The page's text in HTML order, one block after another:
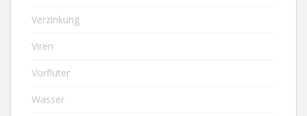
Verzinkung
Viren
Vorfluter
Wasser